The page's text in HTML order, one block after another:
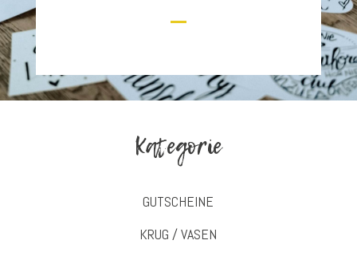
Kategorie
GUTSCHEINE
KRUG / VASEN